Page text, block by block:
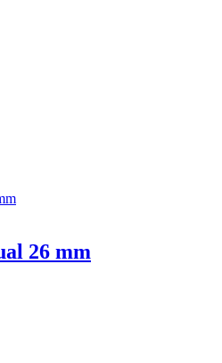
26 mm